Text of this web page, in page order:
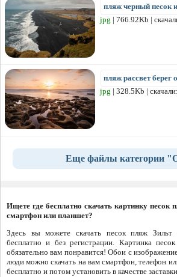
пляж черный песок
jpg | 766.92Kb |
пляж рассвет берег
jpg | 328.5Kb |
Еще файлы категории
Ищете где бесплатно скачать картинку песок
смартфон или планшет?
Здесь вы можете скачать песок пляж
бесплатно и без регистрации. Картинка
обязательно вам понравится! Обои с
люди можно скачать на вам смартфон, телефон
бесплатно и потом установить в качестве